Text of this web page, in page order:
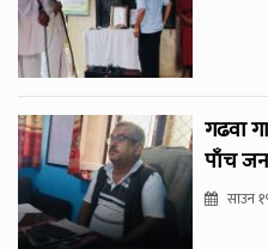
गढवा
पाँच
साउन